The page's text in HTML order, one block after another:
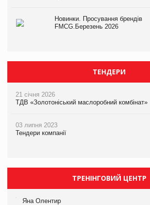
Новинки. Просування брендів
FMCG.Березень 2026
ТЕНДЕРИ
21 січня 2026
ТДВ «Золотоніський маслоробний комбінат»
03 липня 2023
Тендери компанії
ТРЕНІНГОВИЙ ЦЕНТР
Яна Олентир